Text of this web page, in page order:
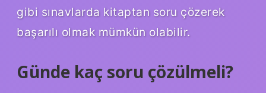
gibi sınavlarda kitaptan soru çözerek
başarılı olmak mümkün olabilir.
Günde kaç soru çözülmeli?